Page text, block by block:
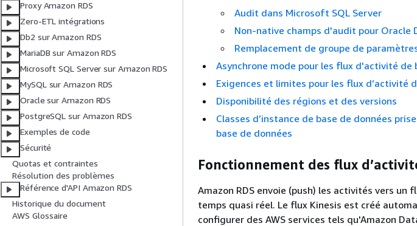
Proxy Amazon RDS
Zero-ETL intégrations
Db2 sur Amazon RDS
MariaDB sur Amazon RDS
Microsoft SQL Server sur Amazon RDS
MySQL sur Amazon RDS
Oracle sur Amazon RDS
PostgreSQL sur Amazon RDS
Exemples de code
Sécurité
Quotas et contraintes
Résolution des problèmes
Référence d'API Amazon RDS
Historique du document
AWS Glossaire
Audit dans Microsoft SQL Server
Non-native champs d'audit pour Oracle
Remplacement de groupe de
Asynchrone mode pour les flux d'activité de
Exigences et limites pour les flux d’activité
Disponibilité des régions et des versions
Classes d’instance de base de données
base de données
Fonctionnement des flux
Amazon RDS envoie (push) les activités vers un
temps quasi réel. Le flux Kinesis est créé
configurer des AWS services tels qu'Amazon